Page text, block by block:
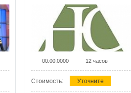
00.00.0000 12 часов
Стоимость: Уточните